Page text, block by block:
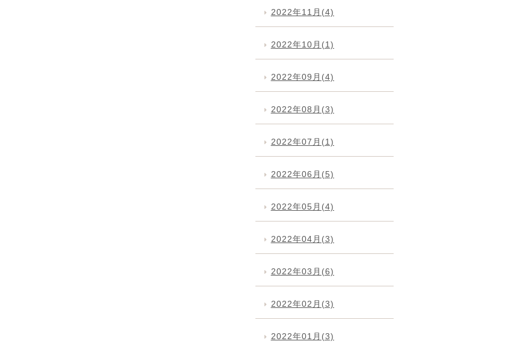
2022年11月(4)
2022年10月(1)
2022年09月(4)
2022年08月(3)
2022年07月(1)
2022年06月(5)
2022年05月(4)
2022年04月(3)
2022年03月(6)
2022年02月(3)
2022年01月(3)